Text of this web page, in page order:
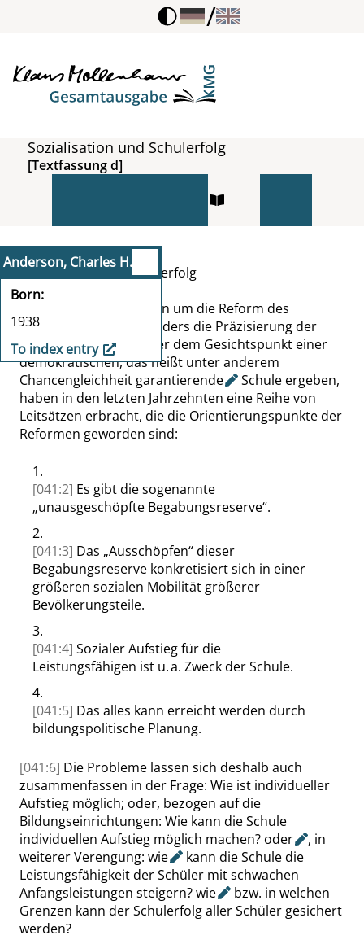
/
Sozialisation und Schulerfolg
[Textfassung d]
Anderson, Charles H.
Born
1938
To index entry
|d163|
Sozialisation und Schulerfolg
I.
Die Bemühungen um die Reform des
Bildungswesens, besonders die Präzisierung der
Probleme, die sich unter dem Gesichtspunkt einer
demokratischen, das heißt unter anderem
Chancengleichheit garantierende
Schule ergeben,
haben in den letzten Jahrzehnten eine Reihe von
Leitsätzen erbracht, die die Orientierungspunkte der
Reformen geworden sind:
1.
[041:2] Es gibt die sogenannte
„unausgeschöpfte Begabungsreserve“.
2.
[041:3] Das „Ausschöpfen“dieser
Begabungsreserve konkretisiert sich in einer
größeren sozialen Mobilität größerer
Bevölkerungsteile.
3.
[041:4] Sozialer Aufstieg für die
Leistungsfähigen ist u. a. Zweck der Schule.
4.
[041:5] Das alles kann erreicht werden durch
bildungspolitische Planung.
[041:6] Die Probleme lassen sich deshalb auch
zusammenfassen in der Frage: Wie ist individueller
Aufstieg möglich; oder, bezogen auf die
Bildungseinrichtungen: Wie kann die Schule
individuellen Aufstieg möglich machen? oder
, in
weiterer Verengung: wie
kann die Schule die
Leistungsfähigkeit der Schüler mit schwachen
Anfangsleistungen steigern?wie
bzw. in welchen
Grenzen kann der Schulerfolg aller Schüler gesichert
werden?